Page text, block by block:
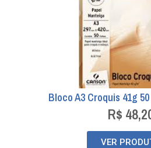
Bloco A3 Croquis 41g
R$
VER